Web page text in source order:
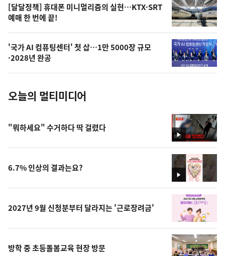
오
늘
의
사
진
[달달정책] 휴대폰 미니멀리즘의 실현…KTX·SRT
예매 한 번에 끝!
'국가 AI 컴퓨팅센터' 첫 삽…1만 5000장 규모
·2028년 완공
오늘의 멀티미디어
영
상
"뭐하세요" 수거하다 딱 걸렸다
영
상
6.7% 인상의 결과는요?
2027년 9월 신청분부터 달라지는 '근로장려금'
방학 중 초등돌봄교육 현장 방문